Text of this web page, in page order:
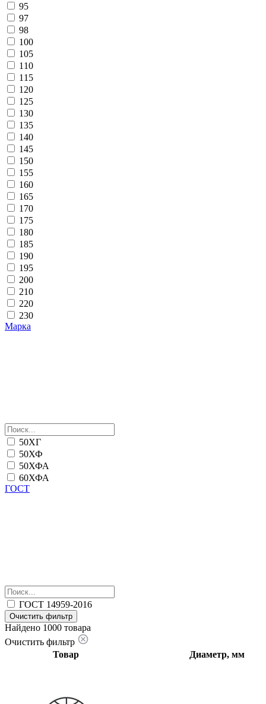
95
97
98
100
105
110
115
120
125
130
135
140
145
150
155
160
165
170
175
180
185
190
195
200
210
220
230
Марка
50ХГ
50ХФ
50ХФА
60ХФА
ГОСТ
ГОСТ 14959-2016
Очистить фильтр
Найдено 1000 товара
Очистить фильтр
Товар
Диаметр, мм